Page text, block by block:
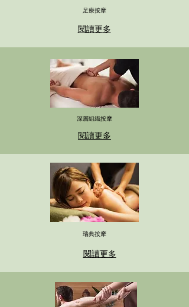
足療按摩
閱讀更多
深層組織按摩
閱讀更多
瑞典按摩
閱讀更多